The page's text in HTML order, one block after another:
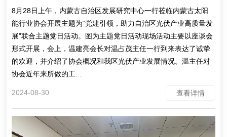
8月28日上午，内蒙古自治区发展研究中心一行莅临内蒙古太阳
能行业协会开展主题为“党建引领，助力自治区光伏产业高质量发
展”联合主题党日活动。图为主题党日活动现场活动主要以座谈会
形式开展，会上，温建亮会长对温占茂主任一行到来表达了诚挚
的欢迎，并介绍了协会概况和我区光伏产业发展情况。温主任对
协会近年来所做的工...
2024-08-30 查看详情